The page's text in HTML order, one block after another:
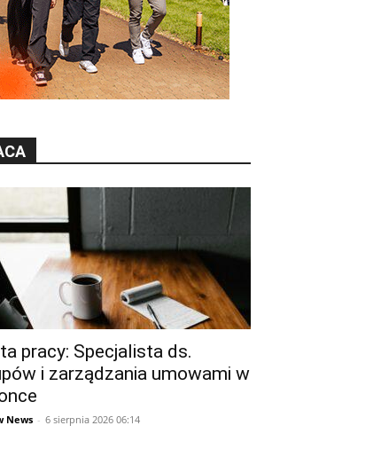
pracy: Specjalista ds.
i zarządzania umowami w
News - 6 sierpnia 2026 06:14